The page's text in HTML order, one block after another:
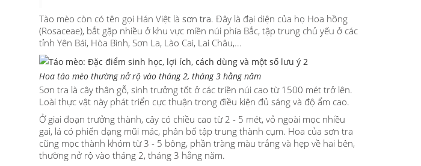
Tào mèo còn có tên gọi Hán Việt là sơn tra. Đây là đại diện của họ Hoa hồng
(Rosaceae), bắt gặp nhiều ở khu vực miền núi phía Bắc, tập trung chủ yếu ở các
tỉnh Yên Bái, Hòa Bình, Sơn La, Lào Cai, Lai Châu,...
Hoa táo mèo thường nở rộ vào tháng 2, tháng 3 hằng năm
Sơn tra là cây thân gỗ, sinh trưởng tốt ở các triền núi cao từ 1500 mét trở lên.
Loài thực vật này phát triển cực thuận trong điều kiện đủ sáng và độ ẩm cao.
Ở giai đoạn trưởng thành, cây có chiều cao từ 2 - 5 mét, vỏ ngoài mọc nhiều
gai, lá có phiến dạng mũi mác, phân bố tập trung thành cụm. Hoa của sơn tra
cũng mọc thành khóm từ 3 - 5 bông, phần tràng màu trắng và hẹp về hai bên,
thường nở rộ vào tháng 2, tháng 3 hằng năm.